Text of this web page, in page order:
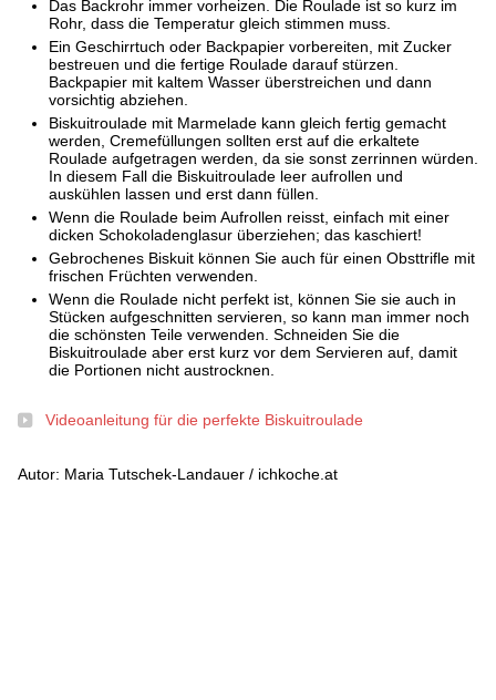
Das Backrohr immer vorheizen. Die Roulade ist so kurz im
Rohr, dass die Temperatur gleich stimmen muss.
Ein Geschirrtuch oder Backpapier vorbereiten, mit Zucker
bestreuen und die fertige Roulade darauf stürzen.
Backpapier mit kaltem Wasser überstreichen und dann
vorsichtig abziehen.
Biskuitroulade mit Marmelade kann gleich fertig gemacht
werden, Cremefüllungen sollten erst auf die erkaltete
Roulade aufgetragen werden, da sie sonst zerrinnen würden.
In diesem Fall die Biskuitroulade leer aufrollen und
auskühlen lassen und erst dann füllen.
Wenn die Roulade beim Aufrollen reisst, einfach mit einer
dicken Schokoladenglasur überziehen; das kaschiert!
Gebrochenes Biskuit können Sie auch für einen Obsttrifle mit
frischen Früchten verwenden.
Wenn die Roulade nicht perfekt ist, können Sie sie auch in
Stücken aufgeschnitten servieren, so kann man immer noch
die schönsten Teile verwenden. Schneiden Sie die
Biskuitroulade aber erst kurz vor dem Servieren auf, damit
die Portionen nicht austrocknen.
Videoanleitung für die perfekte Biskuitroulade
Autor: Maria Tutschek-Landauer / ichkoche.at